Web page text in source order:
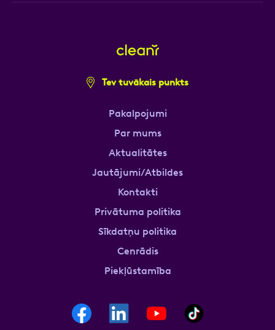
Tev tuvākais punkts
Pakalpojumi
Par mums
Aktualitātes
Jautājumi/Atbildes
Kontakti
Privātuma politika
Sīkdatņu politika
Cenrādis
Piekļūstamība